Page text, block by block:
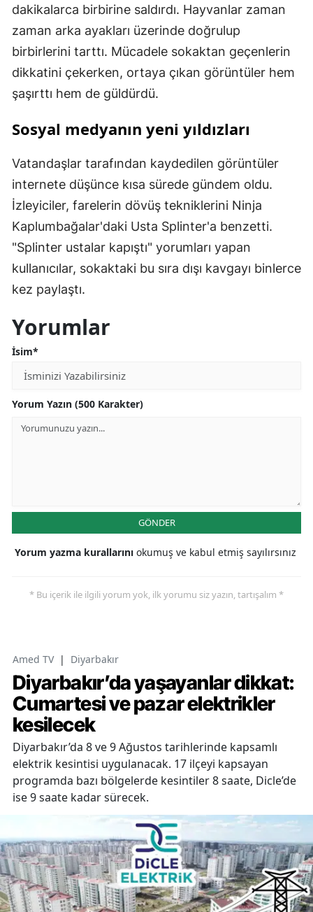
dakikalarca birbirine saldırdı. Hayvanlar zaman
zaman arka ayakları üzerinde doğrulup
birbirlerini tarttı. Mücadele sokaktan geçenlerin
dikkatini çekerken, ortaya çıkan görüntüler hem
şaşırttı hem de güldürdü.
Sosyal medyanın yeni yıldızları
Vatandaşlar tarafından kaydedilen görüntüler
internete düşünce kısa sürede gündem oldu.
İzleyiciler, farelerin dövüş tekniklerini Ninja
Kaplumbağalar'daki Usta Splinter'a benzetti.
"Splinter ustalar kapıştı" yorumları yapan
kullanıcılar, sokaktaki bu sıra dışı kavgayı binlerce
kez paylaştı.
Yorumlar
İsim*
Yorum Yazın (500 Karakter)
GÖNDER
Yorum yazma kurallarını okumuş ve kabul etmiş sayılırsınız
* Bu içerik ile ilgili yorum yok, ilk yorumu siz yazın, tartışalım *
Amed TV | Diyarbakır
Diyarbakır’da yaşayanlar dikkat:
Cumartesi ve pazar elektrikler
kesilecek
Diyarbakır’da 8 ve 9 Ağustos tarihlerinde kapsamlı
elektrik kesintisi uygulanacak. 17 ilçeyi kapsayan
programda bazı bölgelerde kesintiler 8 saate, Dicle’de
ise 9 saate kadar sürecek.